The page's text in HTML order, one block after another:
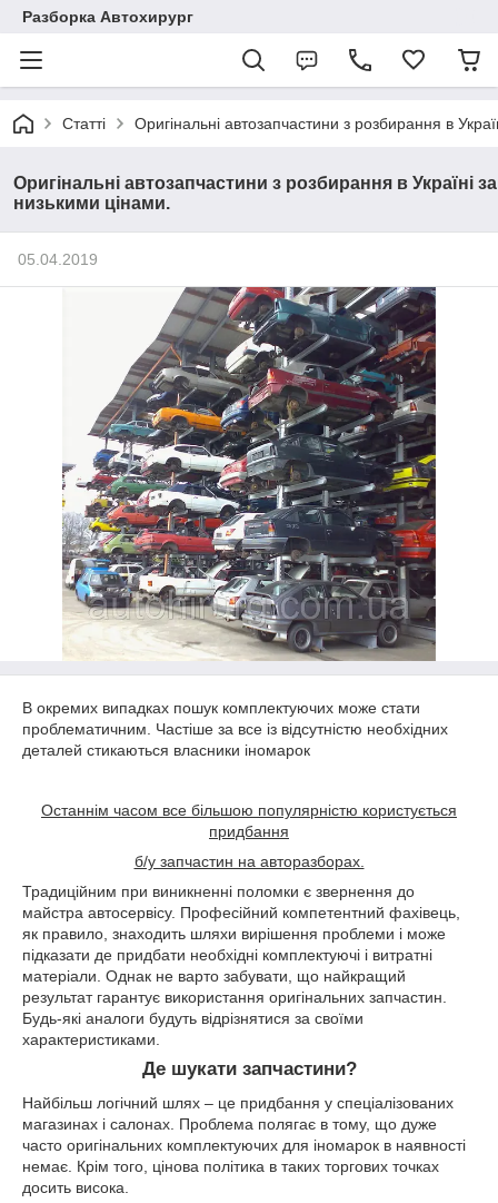
Разборка Автохирург
Статті Оригінальні автозапчастини з розбирання в
Оригінальні автозапчастини з розбирання в Україні за
низькими цінами.
05.04.2019
В окремих випадках пошук комплектуючих може стати
проблематичним. Частіше за все із відсутністю необхідних
деталей стикаються власники іномарок
Останнім часом все більшою популярністю користується
придбання
б/у запчастин на авторазборах.
Традиційним при виникненні поломки є звернення до
майстра автосервісу. Професійний компетентний фахівець,
як правило, знаходить шляхи вирішення проблеми і може
підказати де придбати необхідні комплектуючі і витратні
матеріали. Однак не варто забувати, що найкращий
результат гарантує використання оригінальних запчастин.
Будь-які аналоги будуть відрізнятися за своїми
характеристиками.
Де шукати запчастини?
Найбільш логічний шлях – це придбання у спеціалізованих
магазинах і салонах. Проблема полягає в тому, що дуже
часто оригінальних комплектуючих для іномарок в наявності
немає. Крім того, цінова політика в таких торгових точках
досить висока.